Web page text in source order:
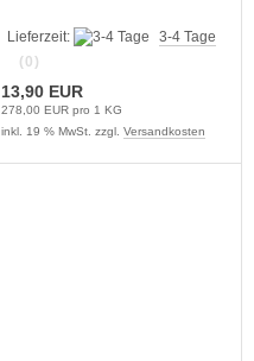
Lieferzeit:
3-4 Tage
(0)
13,90 EUR
278,00 EUR pro 1 KG
inkl. 19 % MwSt. zzgl. Versandkosten